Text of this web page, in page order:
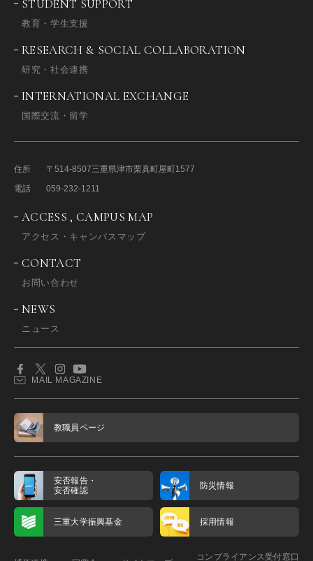
STUDENT SUPPORT
教育・学生支援
RESEARCH & SOCIAL COLLABORATION
研究・社会連携
INTERNATIONAL EXCHANGE
国際交流・留学
住所 〒514-8507三重県津市栗真町屋町1577
電話
059-232-1211
ACCESS , CAMPUS MAP
アクセス・キャンパスマップ
CONTACT
お問い合わせ
NEWS
ニュース
MAIL MAGAZINE
教職員ページ
安否報告・
安否確認
防災情報
三重大学振興基金 採用情報
コンプライアンス受付窓口